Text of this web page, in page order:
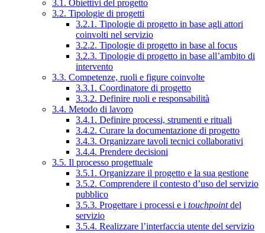
3.1. Obiettivi del progetto
3.2. Tipologie di progetti
3.2.1. Tipologie di progetto in base agli attori
coinvolti nel servizio
3.2.2. Tipologie di progetto in base al focus
3.2.3. Tipologie di progetto in base all’ambito di
intervento
3.3. Competenze, ruoli e figure coinvolte
3.3.1. Coordinatore di progetto
3.3.2. Definire ruoli e responsabilità
3.4. Metodo di lavoro
3.4.1. Definire processi, strumenti e rituali
3.4.2. Curare la documentazione di progetto
3.4.3. Organizzare tavoli tecnici collaborativi
3.4.4. Prendere decisioni
3.5. Il processo progettuale
3.5.1. Organizzare il progetto e la sua gestione
3.5.2. Comprendere il contesto d’uso del servizio
pubblico
3.5.3. Progettare i processi e i touchpointdel
servizio
3.5.4. Realizzare l’interfaccia utente del servizio